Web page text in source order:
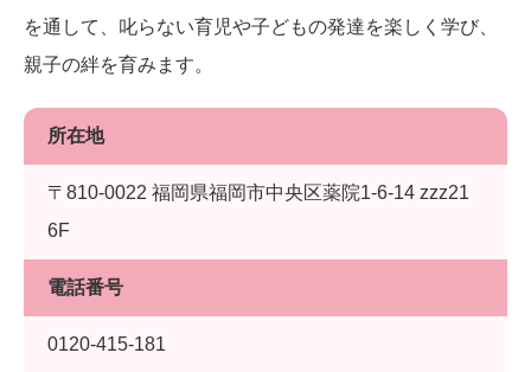
を通して、叱らない育児や子どもの発達を楽しく学び、
親子の絆を育みます。
所在地
〒810-0022 福岡県福岡市中央区薬院1-6-14 zzz21
6F
電話番号
0120-415-181